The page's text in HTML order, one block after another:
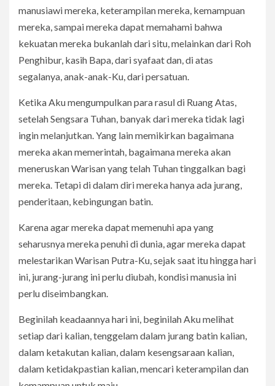
manusiawi mereka, keterampilan mereka, kemampuan
mereka, sampai mereka dapat memahami bahwa
kekuatan mereka bukanlah dari situ, melainkan dari Roh
Penghibur, kasih Bapa, dari syafaat dan, di atas
segalanya, anak-anak-Ku, dari persatuan.
Ketika Aku mengumpulkan para rasul di Ruang Atas,
setelah Sengsara Tuhan, banyak dari mereka tidak lagi
ingin melanjutkan. Yang lain memikirkan bagaimana
mereka akan memerintah, bagaimana mereka akan
meneruskan Warisan yang telah Tuhan tinggalkan bagi
mereka. Tetapi di dalam diri mereka hanya ada jurang,
penderitaan, kebingungan batin.
Karena agar mereka dapat memenuhi apa yang
seharusnya mereka penuhi di dunia, agar mereka dapat
melestarikan Warisan Putra-Ku, sejak saat itu hingga hari
ini, jurang-jurang ini perlu diubah, kondisi manusia ini
perlu diseimbangkan.
Beginilah keadaannya hari ini, beginilah Aku melihat
setiap dari kalian, tenggelam dalam jurang batin kalian,
dalam ketakutan kalian, dalam kesengsaraan kalian,
dalam ketidakpastian kalian, mencari keterampilan dan